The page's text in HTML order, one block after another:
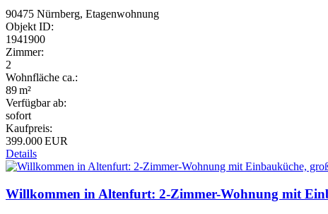
90475 Nürnberg, Etagenwohnung
Objekt ID:
1941900
Zimmer:
2
Wohnfläche ca.:
89 m²
Verfügbar ab:
sofort
Kaufpreis:
399.000 EUR
Details
Willkommen in Altenfurt: 2-Zimmer-Wohnung mit